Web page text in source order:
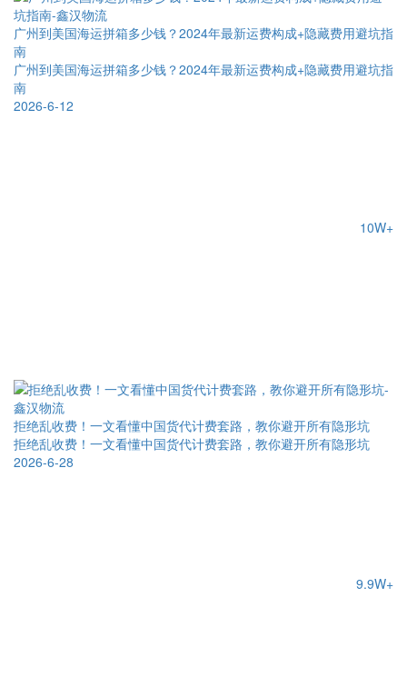
广州到美国海运拼箱多少钱？2024年最新运费构成+隐藏费用避坑指
南
广州到美国海运拼箱多少钱？2024年最新运费构成+隐藏费用避坑指
南
2026-6-12
10W+
拒绝乱收费！一文看懂中国货代计费套路，教你避开所有隐形坑
拒绝乱收费！一文看懂中国货代计费套路，教你避开所有隐形坑
2026-6-28
9.9W+